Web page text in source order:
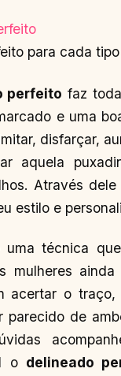
para cada
perfeito faz
e uma
disfarçar,
aquela
Através
estilo e
uma técnica
mulheres
acertar o
parecido de
o delineado